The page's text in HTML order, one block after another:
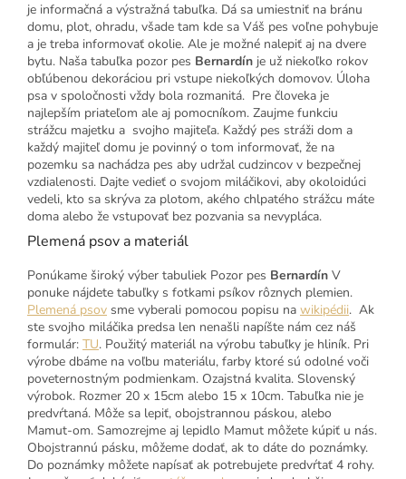
je informačná a výstražná tabuľka. Dá sa umiestniť na bránu
domu, plot, ohradu, všade tam kde sa Váš pes voľne pohybuje
a je treba informovať okolie. Ale je možné nalepiť aj na dvere
bytu. Naša tabuľka pozor pes Bernardín je už niekoľko rokov
obľúbenou dekoráciou pri vstupe niekoľkých domovov. Úloha
psa v spoločnosti vždy bola rozmanitá. Pre človeka je
najlepším priateľom ale aj pomocníkom. Zaujme funkciu
strážcu majetku a svojho majiteľa. Každý pes stráži dom a
každý majiteľ domu je povinný o tom informovať, že na
pozemku sa nachádza pes aby udržal cudzincov v bezpečnej
vzdialenosti. Dajte vedieť o svojom miláčikovi, aby okoloidúci
vedeli, kto sa skrýva za plotom, akého chlpatého strážcu máte
doma alebo že vstupovať bez pozvania sa nevypláca.
Plemená psov a materiál
Ponúkame široký výber tabuliek Pozor pes Bernardín V
ponuke nájdete tabuľky s fotkami psíkov rôznych plemien.
Plemená psov sme vyberali pomocou popisu na wikipédii. Ak
ste svojho miláčika predsa len nenašli napíšte nám cez náš
formulár: TU. Použitý materiál na výrobu tabuľky je hliník. Pri
výrobe dbáme na voľbu materiálu, farby ktoré sú odolné voči
poveternostným podmienkam. Ozajstná kvalita. Slovenský
výrobok. Rozmer 20 x 15cm alebo 15 x 10cm. Tabuľka nie je
predvŕtaná. Môže sa lepiť, obojstrannou páskou, alebo
Mamut-om. Samozrejme aj lepidlo Mamut môžete kúpiť u nás.
Obojstrannú pásku, môžeme dodať, ak to dáte do poznámky.
Do poznámky môžete napísať ak potrebujete predvŕtať 4 rohy.